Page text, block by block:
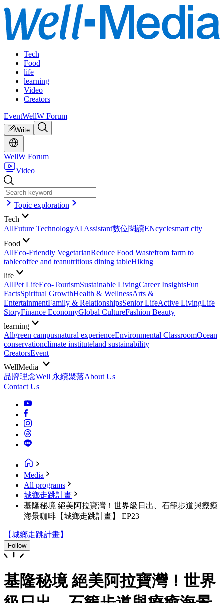
Tech
Food
life
learning
Video
Creators
EventWellW Forum
Write
WellW Forum
Video
Topic exploration
Tech
AllFuture TechnologyAI Assistant數位閱讀ENcyclesmart city
Food
AllEco-Friendly VegetarianReduce Food Wastefrom farm to
tablecoffee and teanutritious dining tableHiking
life
AllPet LifeEco-TourismSustainable LivingCareer InsightsFun
FactsSpiritual GrowthHealth & WellnessArts &
EntertainmentFamily & RelationshipsSenior LifeActive LivingLife
StoryFinance EconomyGlobal CultureFashion Beauty
learning
Allgreen campusnatural experienceEnvironmental ClassroomOcean
conservationclimate instituteland sustainability
CreatorsEvent
WellMedia
品牌理念Well 永續聚落About Us
Contact Us
Media
All programs
城鄉走跳計畫
基隆秘境 絕美阿拉寶灣！世界級日出、石籠步道與療癒
海景咖啡【城鄉走跳計畫】 EP23
【城鄉走跳計畫】
Follow
基隆秘境 絕美阿拉寶灣！世界